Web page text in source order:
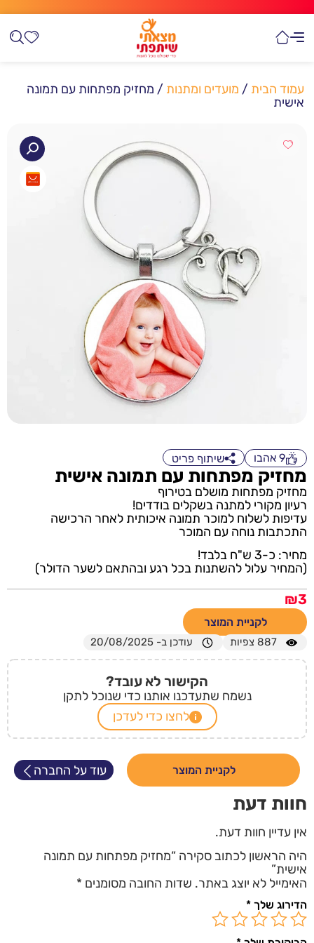
עמוד הבית / מועדים ומתנות / מחזיק מפתחות עם תמונה
אישית
9 אהבו שיתוף פריט
מחזיק מפתחות עם תמונה אישית
מחזיק מפתחות מושלם בטירוף
רעיון מקורי למתנה בשקלים בודדים!
עדיפות לשלוח למוכר תמונה איכותית לאחר הרכישה
התכתבות נוחה עם המוכר
מחיר: כ-3 ש"ח בלבד!
(המחיר עלול להשתנות בכל רגע ובהתאם לשער הדולר)
₪3
לקניית המוצר
887 צפיות עודכן ב- 20/08/2025
הקישור לא עובד?
נשמח שתעדכנו אותנו כדי שנוכל לתקן
לחצו כדי לעדכן
לקניית המוצר עוד על החברה
חוות דעת
אין עדיין חוות דעת.
היה הראשון לכתוב סקירה “מחזיק מפתחות עם תמונה
אישית”
האימייל לא יוצג באתר. שדות החובה מסומנים *
הדירוג שלך *